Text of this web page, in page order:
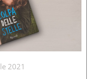
2021